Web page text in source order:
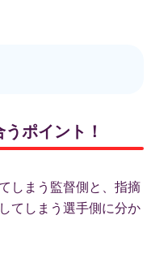
ポイント！
しまう監督側と、指摘
てしまう選手側に分か